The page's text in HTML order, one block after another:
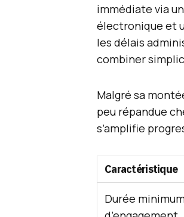
immédiate via
électronique et
les délais
combiner
Malgré sa
peu répandue
s’amplifie
Caractéristique
Durée